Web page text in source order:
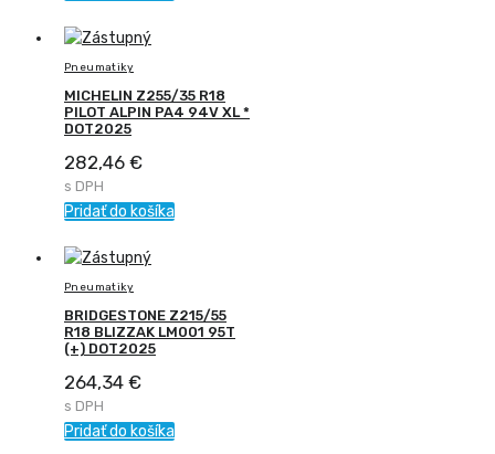
Pneumatiky
MICHELIN Z255/35 R18
PILOT ALPIN PA4 94V XL *
DOT2025
282,46 €
s DPH
Pridať do košíka
Pneumatiky
BRIDGESTONE Z215/55
R18 BLIZZAK LM001 95T
(+) DOT2025
264,34 €
s DPH
Pridať do košíka